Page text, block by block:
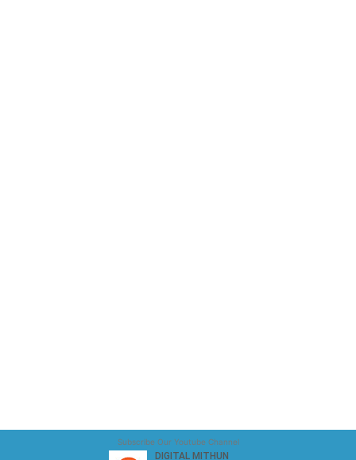
Subscribe Our Youtube Channel